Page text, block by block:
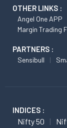
OTHER LINKS :
Angel One APP
Margin Trading
PARTNERS :
Sensibull
INDICES :
Nifty 50